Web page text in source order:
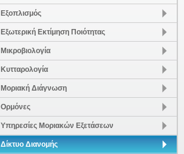
Εξοπλισμός
Εξωτερική Εκτίμηση Ποιότητας
Μικροβιολογία
Κυτταρολογία
Μοριακή Διάγνωση
Ορμόνες
Υπηρεσίες Μοριακών Εξετάσεων
Δίκτυο Διανομής